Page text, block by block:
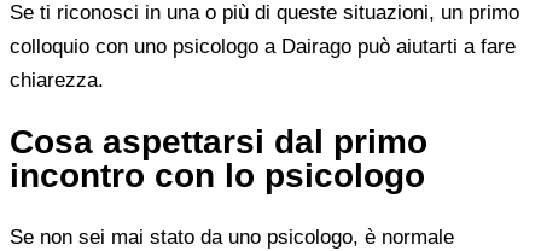
Se ti riconosci in una o più di queste situazioni, un primo
colloquio con uno psicologo a Dairago può aiutarti a fare
chiarezza.
Cosa aspettarsi dal primo
incontro con lo psicologo
Se non sei mai stato da uno psicologo, è normale